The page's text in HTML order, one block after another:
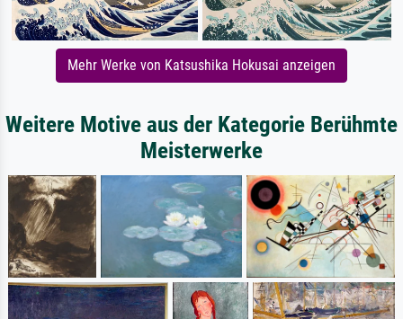
Mehr Werke von Katsushika Hokusai anzeigen
Weitere Motive aus der Kategorie Berühmte
Meisterwerke